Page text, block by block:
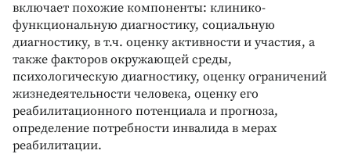
включает похожие компоненты: клинико-
функциональную диагностику, социальную
диагностику, в т.ч. оценку активности и участия, а
также факторов окружающей среды,
психологическую диагностику, оценку ограничений
жизнедеятельности человека, оценку его
реабилитационного потенциала и прогноза,
определение потребности инвалида в мерах
реабилитации.